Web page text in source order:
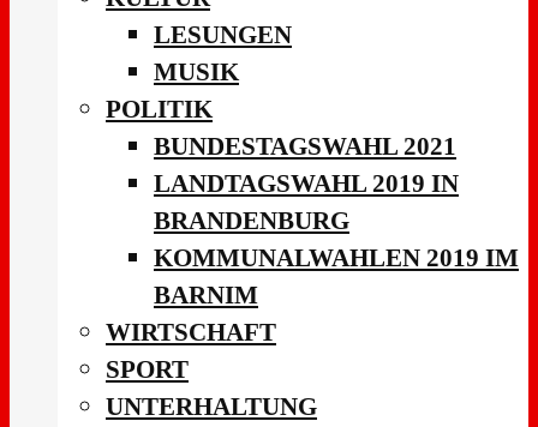
LESUNGEN
MUSIK
POLITIK
BUNDESTAGSWAHL 2021
LANDTAGSWAHL 2019 IN
BRANDENBURG
KOMMUNALWAHLEN 2019 IM
BARNIM
WIRTSCHAFT
SPORT
UNTERHALTUNG